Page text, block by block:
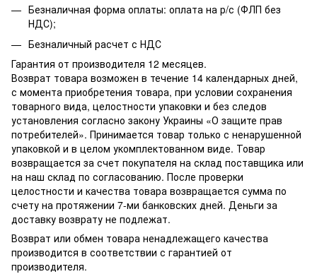
Безналичная форма оплаты: оплата на р/с (ФЛП без
НДС);
Безналичный расчет с НДС
Гарантия от производителя 12 месяцев.
Возврат товара возможен в течение 14 календарных дней,
с момента приобретения товара, при условии сохранения
товарного вида, целостности упаковки и без следов
установления согласно закону Украины «О защите прав
потребителей». Принимается товар только с ненарушенной
упаковкой и в целом укомплектованном виде. Товар
возвращается за счет покупателя на склад поставщика или
на наш склад по согласованию. После проверки
целостности и качества товара возвращается сумма по
счету на протяжении 7-ми банковских дней. Деньги за
доставку возврату не подлежат.
Возврат или обмен товара ненадлежащего качества
производится в соответствии с гарантией от
производителя.